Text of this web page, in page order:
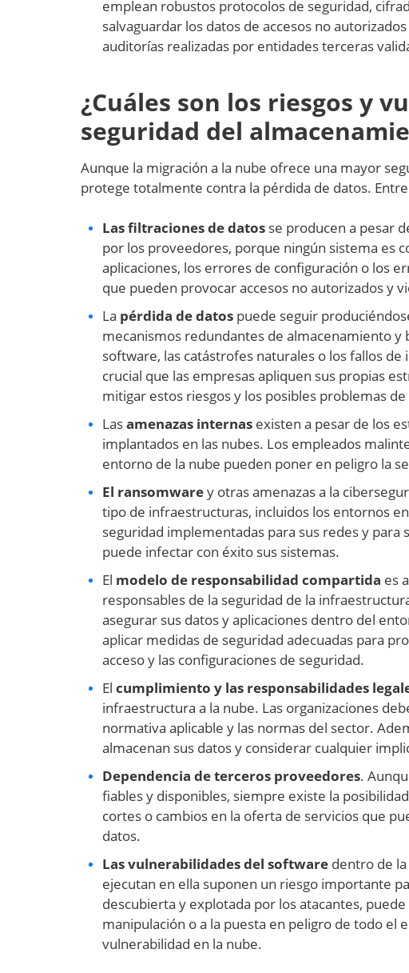
emplean robustos protocolos de seguridad,
salvaguardar los datos de accesos no
auditorías realizadas por entidades terceras
¿Cuáles son los riesgos y
seguridad del
Aunque la migración a la nube ofrece una mayor
protege totalmente contra la pérdida de datos.
Las filtraciones de datosse producen a pesar
por los proveedores, porque ningún sistema es
aplicaciones, los errores de configuración o los
que pueden provocar accesos no autorizados y
La pérdida de datospuede seguir
mecanismos redundantes de almacenamiento y
software, las catástrofes naturales o los fallos
crucial que las empresas apliquen sus propias
mitigar estos riesgos y los posibles problemas
Lasamenazas internasexisten a pesar de los
implantados en las nubes. Los empleados
entorno de la nube pueden poner en peligro la
El ransomwarey otras amenazas a la
tipo de infraestructuras, incluidos los entornos
seguridad implementadas para sus redes y para
puede infectar con éxito sus sistemas.
El modelo de responsabilidad compartida es
responsables de la seguridad de la
asegurar sus datos y aplicaciones dentro del
aplicar medidas de seguridad adecuadas para
acceso y las configuraciones de seguridad.
El cumplimiento y las responsabilidades
infraestructura a la nube. Las organizaciones
normativa aplicable y las normas del sector.
almacenan sus datos y considerar cualquier
Dependencia de terceros proveedores.
fiables y disponibles, siempre existe la
cortes o cambios en la oferta de servicios que
datos.
Las vulnerabilidades del softwaredentro de la
ejecutan en ella suponen un riesgo importante
descubierta y explotada por los atacantes,
manipulación o a la puesta en peligro de todo el
vulnerabilidad en la nube.